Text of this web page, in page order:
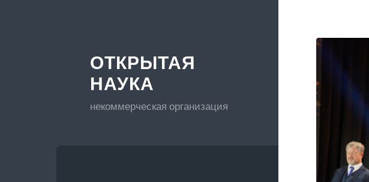
ОТКРЫТАЯ
НАУКА
некоммерческая организация